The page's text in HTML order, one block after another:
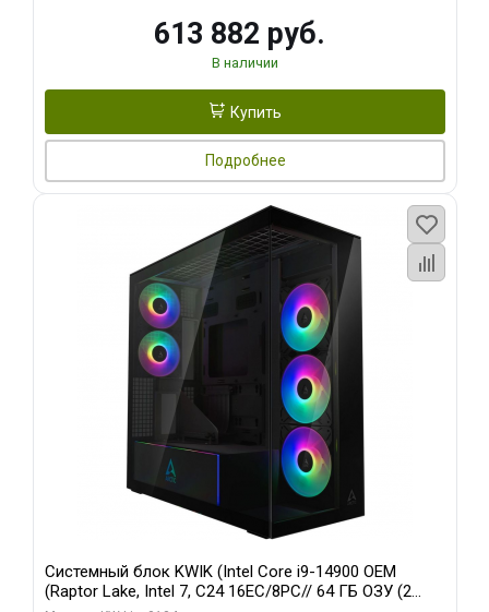
613 882 руб.
В наличии
Купить
Подробнее
Системный блок KWIK (Intel Core i9-14900 OEM
(Raptor Lake, Intel 7, C24 16EC/8PC// 64 ГБ ОЗУ (2